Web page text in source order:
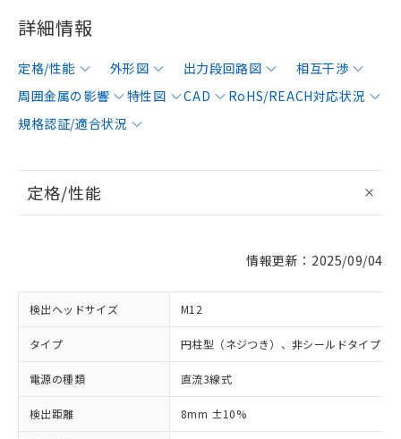
詳細情報
定格/性能 外形図 出力段回路図
相互干渉
周囲金属の影響
特性図 CAD
RoHS/REACH対応状況
規格認証/適合状況
定格/性能
情報更新：2025/09/04
検出ヘッドサイズ M12
タイプ 円柱型（ネジつき）、非シールドタイプ
電源の種類 直流3線式
検出距離 8mm ±10%